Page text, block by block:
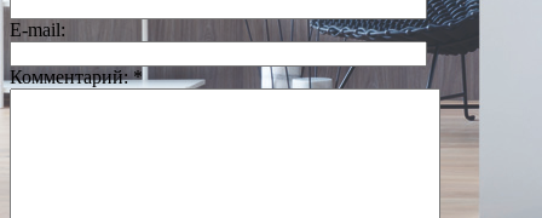
E-mail:
Комментарий:*